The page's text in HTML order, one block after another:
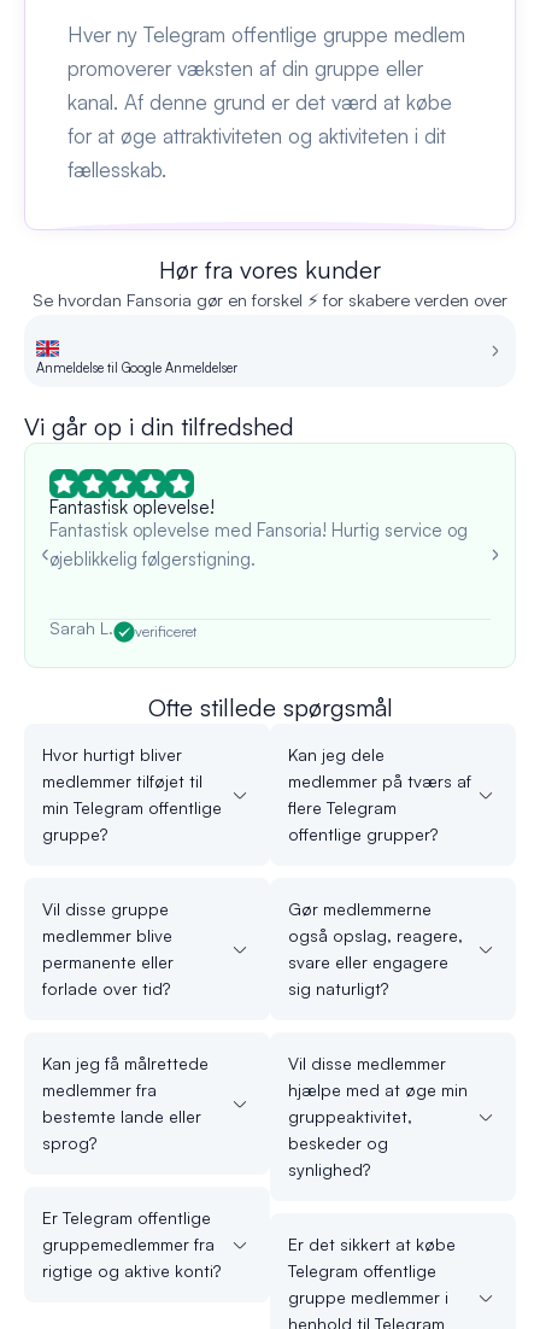
Hver ny Telegram offentlige gruppe medlem
promoverer væksten af din gruppe eller
kanal. Af denne grund er det værd at købe
for at øge attraktiviteten og aktiviteten i dit
fællesskab.
Hør fra vores kunder
Se hvordan Fansoria gør en forskel ⚡ for skabere verden over
Anmeldelse til Google Anmeldelser
Vi går op i din tilfredshed
Fantastisk oplevelse!
Fantastisk oplevelse med Fansoria! Hurtig service og
øjeblikkelig følgerstigning.
Sarah L. verificeret
Ofte stillede spørgsmål
Hvor hurtigt bliver
medlemmer tilføjet til
min Telegram offentlige
gruppe?
Vil disse gruppe
medlemmer blive
permanente eller
forlade over tid?
Kan jeg få målrettede
medlemmer fra
bestemte lande eller
sprog?
Er Telegram offentlige
gruppemedlemmer fra
rigtige og aktive konti?
Kan jeg dele
medlemmer på tværs af
flere Telegram
offentlige grupper?
Gør medlemmerne
også opslag, reagere,
svare eller engagere
sig naturligt?
Vil disse medlemmer
hjælpe med at øge min
gruppeaktivitet,
beskeder og
synlighed?
Er det sikkert at købe
Telegram offentlige
gruppe medlemmer i
henhold til Telegram